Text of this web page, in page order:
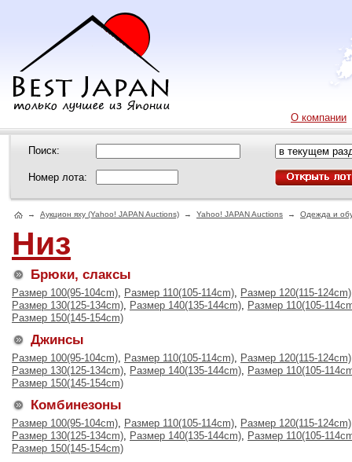
О компании
Поиск:
Номер лота:
→ Аукцион яху (Yahoo! JAPAN Auctions) → Yahoo! JAPAN Auctions → Одежда и
Низ
Брюки, слаксы
Размер 100(95-104cm), Размер 110(105-114cm), Размер 120(115-124cm)
Размер 130(125-134cm), Размер 140(135-144cm), Размер 110(105-
Размер 150(145-154cm)
Джинсы
Размер 100(95-104cm), Размер 110(105-114cm), Размер 120(115-124cm)
Размер 130(125-134cm), Размер 140(135-144cm), Размер 110(105-
Размер 150(145-154cm)
Комбинезоны
Размер 100(95-104cm), Размер 110(105-114cm), Размер 120(115-124cm)
Размер 130(125-134cm), Размер 140(135-144cm), Размер 110(105-
Размер 150(145-154cm)